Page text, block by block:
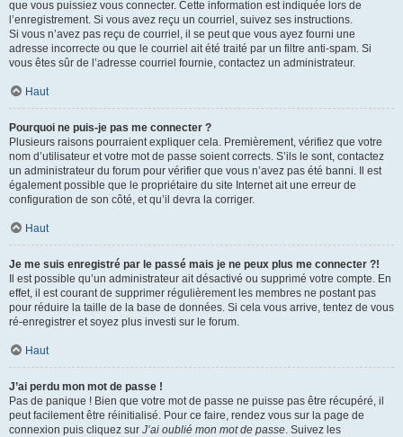
que vous puissiez vous connecter. Cette information est indiquée lors de
l’enregistrement. Si vous avez reçu un courriel, suivez ses instructions.
Si vous n’avez pas reçu de courriel, il se peut que vous ayez fourni une
adresse incorrecte ou que le courriel ait été traité par un filtre anti-spam. Si
vous êtes sûr de l’adresse courriel fournie, contactez un administrateur.
Haut
Pourquoi ne puis-je pas me connecter ?
Plusieurs raisons pourraient expliquer cela. Premièrement, vérifiez que votre
nom d’utilisateur et votre mot de passe soient corrects. S’ils le sont, contactez
un administrateur du forum pour vérifier que vous n’avez pas été banni. Il est
également possible que le propriétaire du site Internet ait une erreur de
configuration de son côté, et qu’il devra la corriger.
Haut
Je me suis enregistré par le passé mais je ne peux plus me connecter ?!
Il est possible qu’un administrateur ait désactivé ou supprimé votre compte. En
effet, il est courant de supprimer régulièrement les membres ne postant pas
pour réduire la taille de la base de données. Si cela vous arrive, tentez de vous
ré-enregistrer et soyez plus investi sur le forum.
Haut
J’ai perdu mon mot de passe !
Pas de panique ! Bien que votre mot de passe ne puisse pas être récupéré, il
peut facilement être réinitialisé. Pour ce faire, rendez vous sur la page de
connexion puis cliquez sur J’ai oublié mon mot de passe. Suivez les